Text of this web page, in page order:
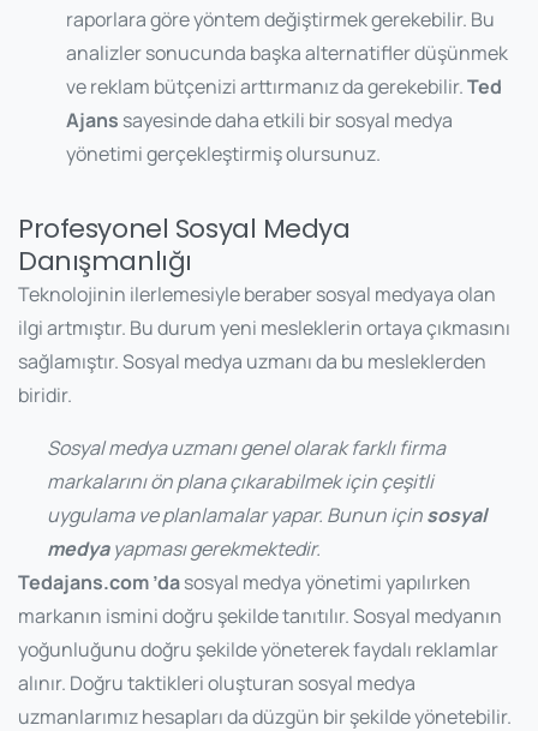
raporlara göre yöntem değiştirmek gerekebilir. Bu
analizler sonucunda başka alternatifler düşünmek
ve reklam bütçenizi arttırmanız da gerekebilir.Ted
Ajans sayesinde daha etkili bir sosyal medya
yönetimi gerçekleştirmiş olursunuz.
Profesyonel Sosyal Medya
Danışmanlığı
Teknolojinin ilerlemesiyle beraber sosyal medyaya olan
ilgi artmıştır. Bu durum yeni mesleklerin ortaya çıkmasını
sağlamıştır. Sosyal medya uzmanı da bu mesleklerden
biridir.
Sosyal medya uzmanı genel olarak farklı firma
markalarını ön plana çıkarabilmek için çeşitli
uygulama ve planlamalar yapar. Bunun içinsosyal
medyayapması gerekmektedir.
Tedajans.com ’dasosyal medya yönetimi yapılırken
markanın ismini doğru şekilde tanıtılır. Sosyal medyanın
yoğunluğunu doğru şekilde yöneterek faydalı reklamlar
alınır. Doğru taktikleri oluşturan sosyal medya
uzmanlarımız hesapları da düzgün bir şekilde yönetebilir.